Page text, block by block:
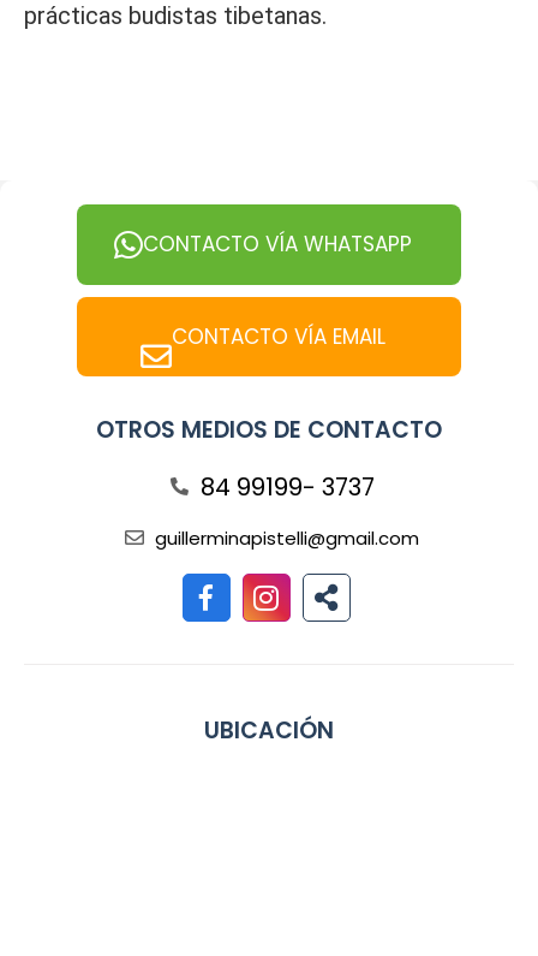
prácticas budistas tibetanas.
CONTACTO VÍA WHATSAPP
CONTACTO VÍA EMAIL
OTROS MEDIOS DE CONTACTO
84 99199- 3737
guillerminapistelli@gmail.com
UBICACIÓN